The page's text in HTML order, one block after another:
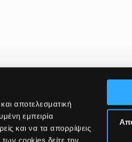
αποτελεσματική
εμπειρία
και να τα απορρίψεις
cookies δείτε την